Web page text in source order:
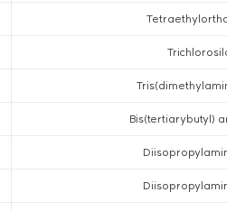
Trichlorosilane
Tris(dimethylamino)
Bis(tertiarybutyl)